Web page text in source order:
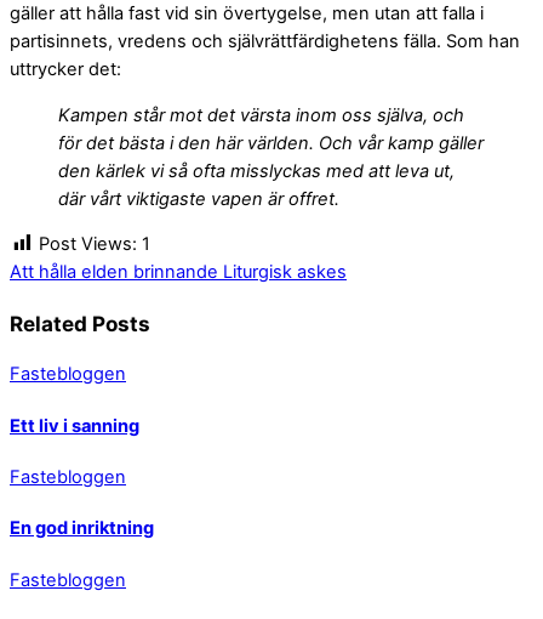
gäller att hålla fast vid sin övertygelse, men utan att falla i
partisinnets, vredens och självrättfärdighetens fälla. Som han
uttrycker det:
Kampen står mot det värsta inom oss själva, och
för det bästa i den här världen. Och vår kamp gäller
den kärlek vi så ofta misslyckas med att leva ut,
där vårt viktigaste vapen är offret.
Post Views: 1
Att hålla elden brinnande Liturgisk askes
Related Posts
Fastebloggen
Ett liv i sanning
Fastebloggen
En god inriktning
Fastebloggen